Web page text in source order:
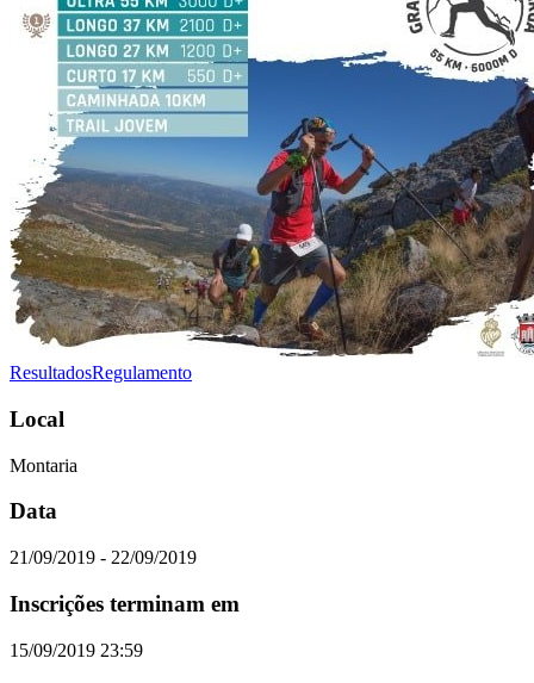
ResultadosRegulamento
Local
Montaria
Data
21/09/2019 - 22/09/2019
Inscrições terminam em
15/09/2019 23:59